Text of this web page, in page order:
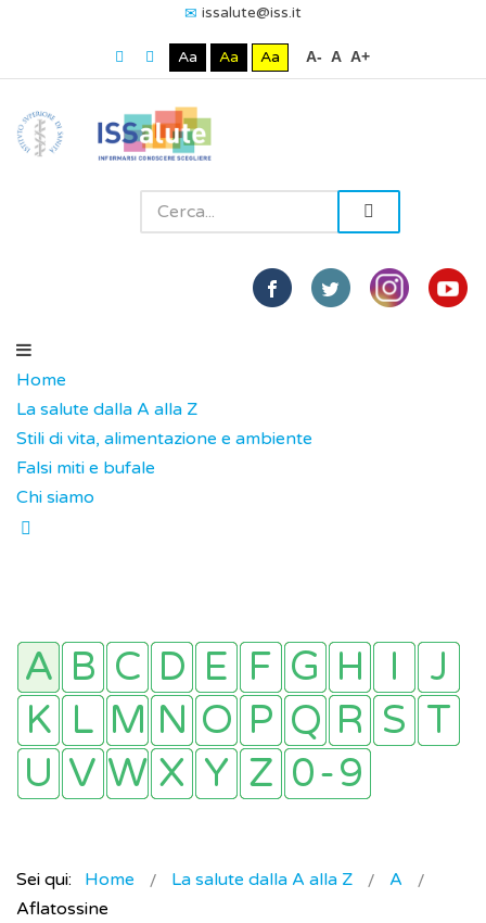
issalute@iss.it
Aa Aa Aa A- A A+
Home
La salute dalla A alla Z
Stili di vita, alimentazione e ambiente
Falsi miti e bufale
Chi siamo
Sei qui: Home La salute dalla A alla Z
A
Aflatossine